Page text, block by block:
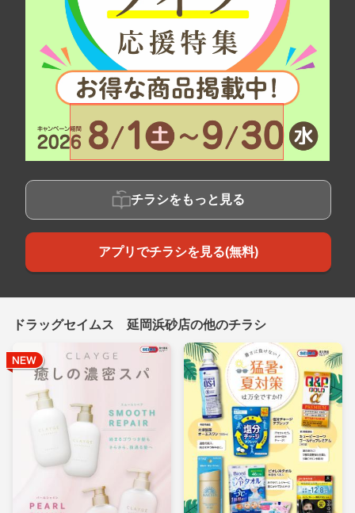
チラシをもっと見る
アプリでチラシを見る(無料)
ドラッグセイムス 延岡浜砂店の他のチラシ